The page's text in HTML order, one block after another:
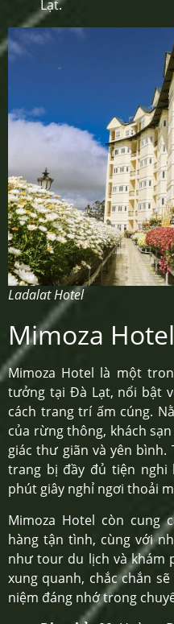
Lạt.
Ladalat Hotel
Mimoza Hotel
Mimoza Hotel là một
tưởng tại Đà Lạt, nổi bật
cách trang trí ấm cúng.
của rừng thông, khách
giác thư giãn và yên bình.
trang bị đầy đủ tiện nghi
phút giây nghỉ ngơi thoải
Mimoza Hotel còn cung
hàng tận tình, cùng với
như tour du lịch và khám
xung quanh, chắc chắn
niệm đáng nhớ trong